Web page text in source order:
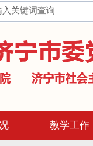
教学工作